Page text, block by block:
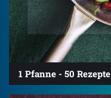
1 Pfanne - 50 Rezepte